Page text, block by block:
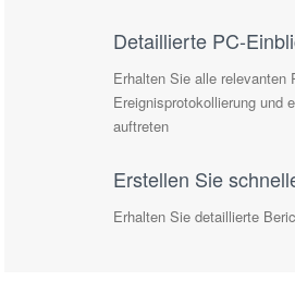
Detaillierte PC-
Erhalten Sie alle relevanten
Ereignisprotokollierung und
auftreten
Erstellen Sie
Erhalten Sie detaillierte